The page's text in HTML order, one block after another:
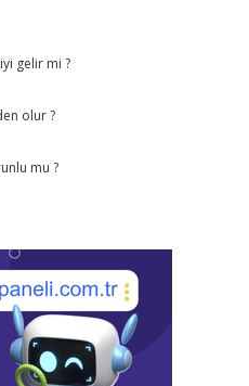
gelir mi ?
olur ?
mu ?